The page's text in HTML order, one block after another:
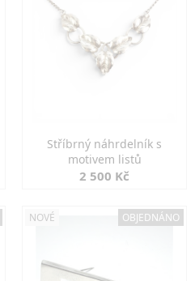
Stříbrný náhrdelník s
motivem listů
2 500 Kč
NOVÉ OBJEDNÁNO